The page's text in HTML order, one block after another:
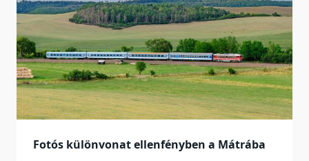
Fotós különvonat ellenfényben a Mátrába